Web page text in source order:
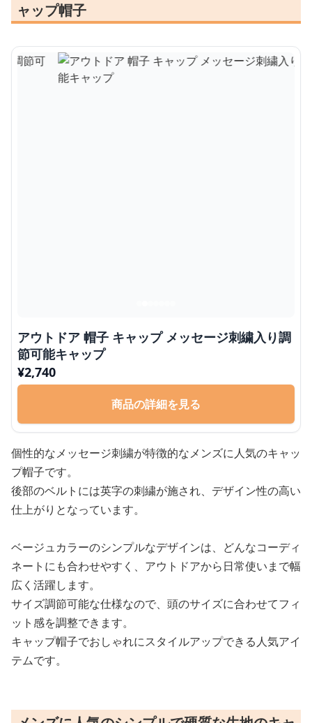
ャップ帽子
アウトドア 帽子 キャップ メッセージ刺繍入り調
節可能キャップ
¥2,740
商品の詳細を見る
個性的なメッセージ刺繍が特徴的なメンズに人気のキャッ
プ帽子です。
後部のベルトには英字の刺繍が施され、デザイン性の高い
仕上がりとなっています。
ベージュカラーのシンプルなデザインは、どんなコーディ
ネートにも合わせやすく、アウトドアから日常使いまで幅
広く活躍します。
サイズ調節可能な仕様なので、頭のサイズに合わせてフィ
ット感を調整できます。
キャップ帽子でおしゃれにスタイルアップできる人気アイ
テムです。